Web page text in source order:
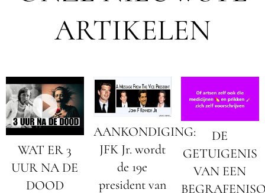
ARTIKELEN
WAT ER 3
UUR NA DE
DOOD
AANKONDIGING:
JFK Jr. wordt
de 19e
president van
DE
GETUIGENIS
VAN EEN